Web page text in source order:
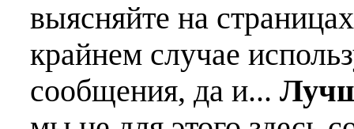
выясняйте на
крайнем случае
сообщения, да и...